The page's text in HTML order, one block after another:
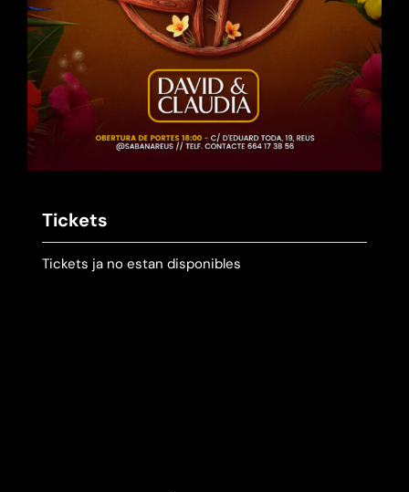
Tickets
Tickets ja no estan disponibles